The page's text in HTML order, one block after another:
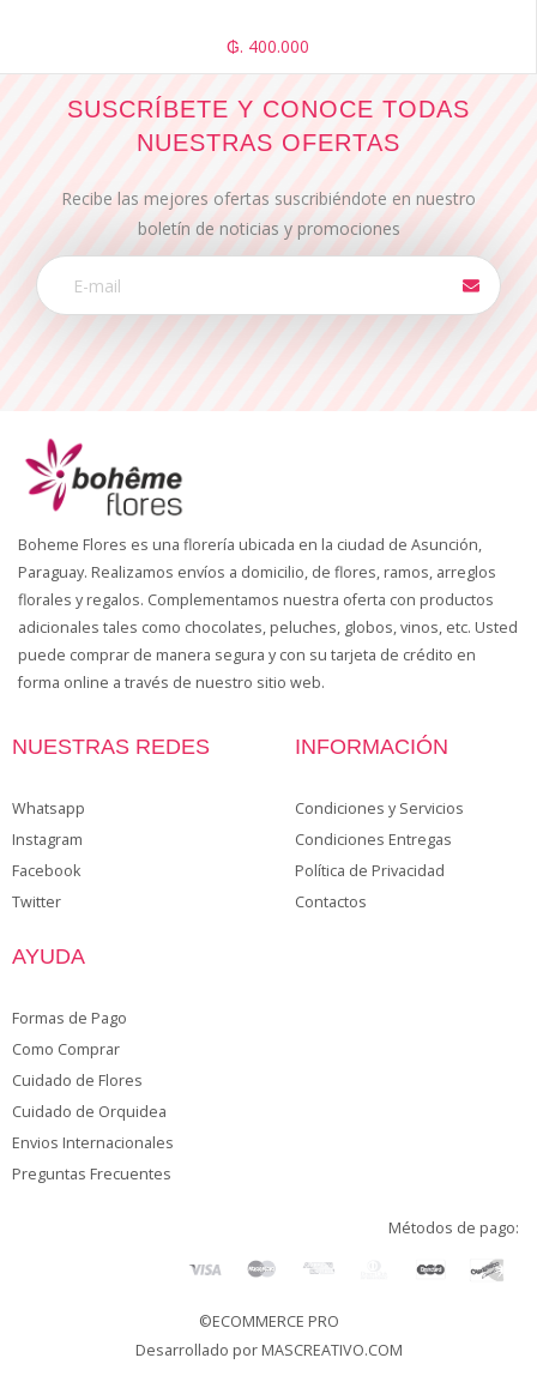
₲. 400.000
SUSCRÍBETE Y CONOCE TODAS
NUESTRAS OFERTAS
Recibe las mejores ofertas suscribiéndote en nuestro
boletín de noticias y promociones
Boheme Flores es una florería ubicada en la ciudad de Asunción,
Paraguay. Realizamos envíos a domicilio, de flores, ramos, arreglos
florales y regalos. Complementamos nuestra oferta con productos
adicionales tales como chocolates, peluches, globos, vinos, etc. Usted
puede comprar de manera segura y con su tarjeta de crédito en
forma online a través de nuestro sitio web.
NUESTRAS REDES
Whatsapp
Instagram
Facebook
Twitter
INFORMACIÓN
Condiciones y Servicios
Condiciones Entregas
Política de Privacidad
Contactos
AYUDA
Formas de Pago
Como Comprar
Cuidado de Flores
Cuidado de Orquidea
Envios Internacionales
Preguntas Frecuentes
Métodos de pago:
©ECOMMERCE PRO
Desarrollado por MASCREATIVO.COM